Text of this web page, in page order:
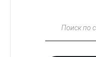
Поиск по